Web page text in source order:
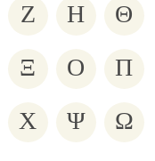
Ζ Η Θ
Ξ Ο Π
Χ Ψ Ω